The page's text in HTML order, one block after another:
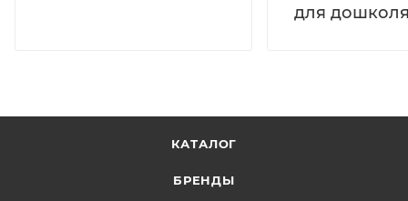
для
КАТАЛОГ
БРЕНДЫ